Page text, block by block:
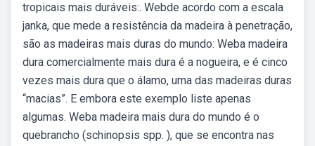
tropicais mais duráveis:. Webde acordo com a escala
janka, que mede a resistência da madeira à penetração,
são as madeiras mais duras do mundo: Weba madeira
dura comercialmente mais dura é a nogueira, e é cinco
vezes mais dura que o álamo, uma das madeiras duras
“macias”. E embora este exemplo liste apenas
algumas. Weba madeira mais dura do mundo é o
quebrancho (schinopsis spp. ), que se encontra nas